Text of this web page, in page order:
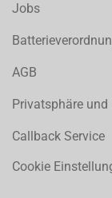
Jobs
AGB
Privatsphäre
Callback Service
Cookie